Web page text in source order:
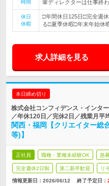
時間
輩ディレクターは仕事終
休日
休暇
□年間休日125日□完全週
る□夏季休暇□年末年始休
求人詳細を見る
本日締め切り
株式会社コンフィデンス・インタ
／年休120日／完休2日／残業月平
関西・福岡【クリエイター総
等)】
正社員 職種・業種未経験OK 急
完全週休2日制 第二新卒歓迎 リ
情報更新日：2026/06/12 終了予定日：